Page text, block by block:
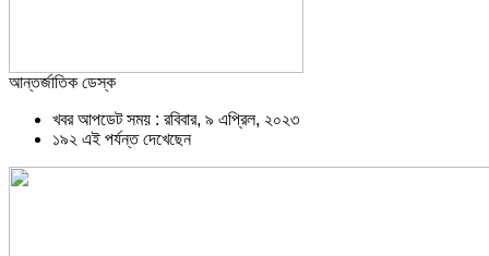
আন্তর্জাতিক ডেস্ক
খবর আপডেট সময় : রবিবার, ৯ এপ্রিল, ২০২৩
১৯২ এই পর্যন্ত দেখেছেন